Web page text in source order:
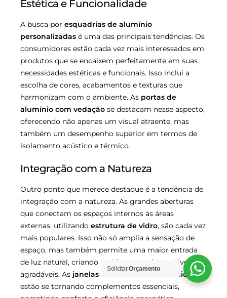
Estética e Funcionalidade
A busca por esquadrias de alumínio
personalizadas é uma das principais tendências. Os
consumidores estão cada vez mais interessados em
produtos que se encaixem perfeitamente em suas
necessidades estéticas e funcionais. Isso inclui a
escolha de cores, acabamentos e texturas que
harmonizam com o ambiente. As portas de
alumínio com vedação se destacam nesse aspecto,
oferecendo não apenas um visual atraente, mas
também um desempenho superior em termos de
isolamento acústico e térmico.
Integração com a Natureza
Outro ponto que merece destaque é a tendência de
integração com a natureza. As grandes aberturas
que conectam os espaços internos às áreas
externas, utilizando estrutura de vidro, são cada vez
mais populares. Isso não só amplia a sensação de
espaço, mas também permite uma maior entrada
de luz natural, criando ambientes mais saudáveis e
agradáveis. As janelas com isolamento térmico
estão se tornando complementos essenciais,
SolicitarOrçamento